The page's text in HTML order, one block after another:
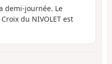
demi-journée. Le
du NIVOLET est